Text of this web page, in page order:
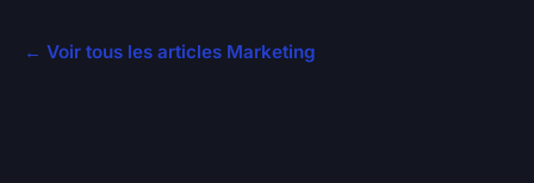
← Voir tous les articles Marketing